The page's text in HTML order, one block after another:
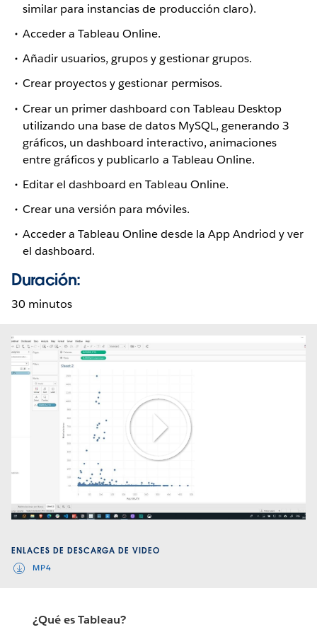
similar para instancias de producción claro).
Acceder a Tableau Online.
Añadir usuarios, grupos y gestionar grupos.
Crear proyectos y gestionar permisos.
Crear un primer dashboard con Tableau Desktop
utilizando una base de datos MySQL, generando 3
gráficos, un dashboard interactivo, animaciones
entre gráficos y publicarlo a Tableau Online.
Editar el dashboard en Tableau Online.
Crear una versión para móviles.
Acceder a Tableau Online desde la App Andriod y ver
el dashboard.
Duración:
30 minutos
Play
Video
ENLACES DE DESCARGA DE VIDEO
MP4
¿Qué es Tableau?